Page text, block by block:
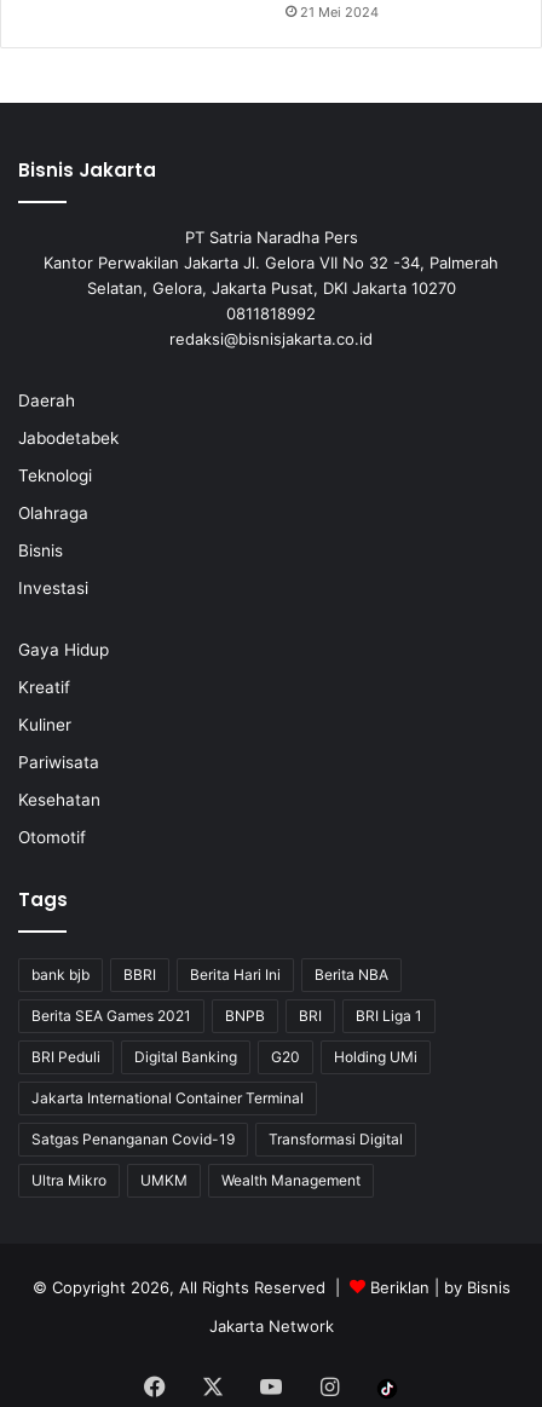
21 Mei 2024
Bisnis Jakarta
PT Satria Naradha Pers
Kantor Perwakilan Jakarta Jl. Gelora VII No 32 -34, Palmerah
Selatan, Gelora, Jakarta Pusat, DKI Jakarta 10270
0811818992
redaksi@bisnisjakarta.co.id
Daerah
Jabodetabek
Teknologi
Olahraga
Bisnis
Investasi
Gaya Hidup
Kreatif
Kuliner
Pariwisata
Kesehatan
Otomotif
Tags
bank bjb BBRI Berita Hari Ini Berita NBA
Berita SEA Games 2021 BNPB BRI BRI Liga 1
BRI Peduli Digital Banking G20 Holding UMi
Jakarta International Container Terminal
Satgas Penanganan Covid-19 Transformasi Digital
Ultra Mikro UMKM Wealth Management
© Copyright 2026, All Rights Reserved | Beriklan | by Bisnis
Jakarta Network
Facebook YouTubeInstagram